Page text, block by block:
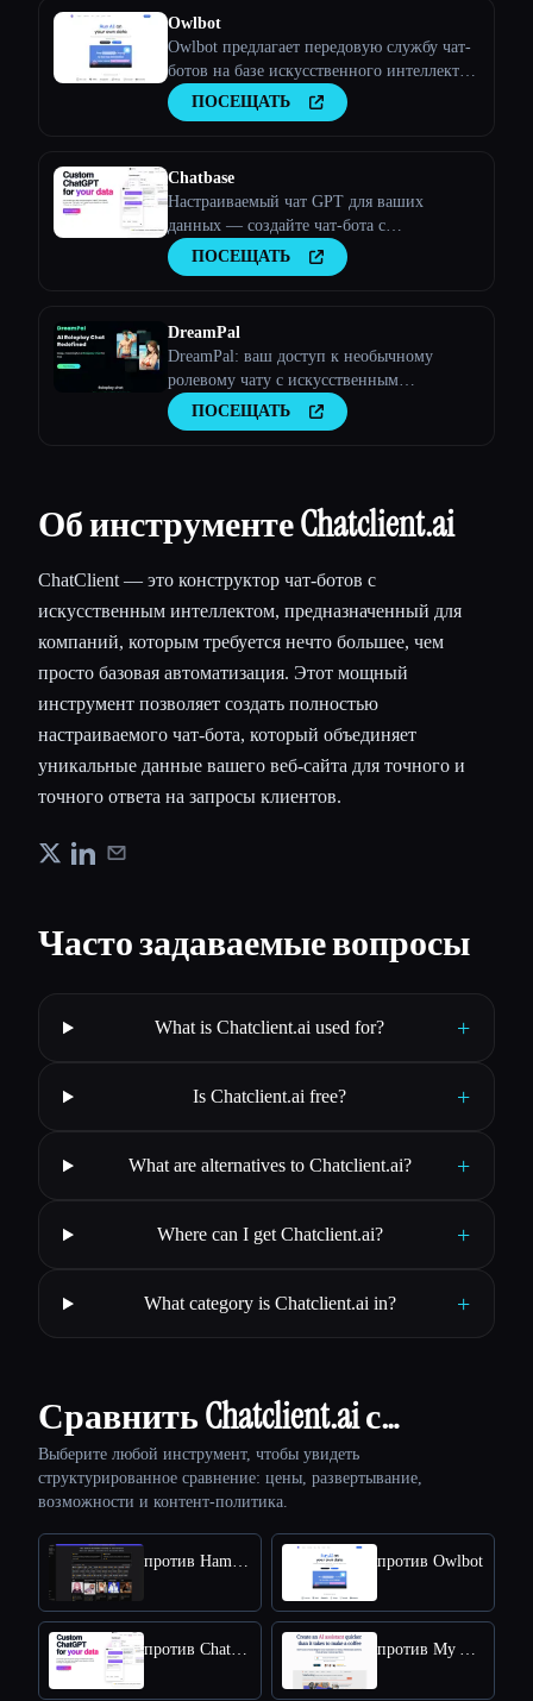
Owlbot
Owlbot предлагает передовую службу чат-
ботов на базе искусственного интеллекта,
которая легко интегрируется с вашими
данными и мгновенно отвечает вам,
ПОСЕЩАТЬ
Chatbase
Настраиваемый чат GPT для ваших
данных — создайте чат-бота с
искусственным интеллектом, обученного
вашим данным
ПОСЕЩАТЬ
DreamPal
DreamPal: ваш доступ к необычному
ролевому чату с искусственным
интеллектом
ПОСЕЩАТЬ
Об инструменте Chatclient.ai
ChatClient — это конструктор чат-ботов с
искусственным интеллектом, предназначенный для
компаний, которым требуется нечто большее, чем
просто базовая автоматизация. Этот мощный
инструмент позволяет создать полностью
настраиваемого чат-бота, который объединяет
уникальные данные вашего веб-сайта для точного и
точного ответа на запросы клиентов.
Часто задаваемые вопросы
What is Chatclient.ai used for? +
Is Chatclient.ai free? +
What are alternatives to Chatclient.ai? +
Where can I get Chatclient.ai? +
What category is Chatclient.ai in? +
Сравнить Chatclient.ai с…
Выберите любой инструмент, чтобы увидеть
структурированное сравнение: цены, развертывание,
возможности и контент-политика.
против HammerAI против Owlbot
против Chatbase против My AskAI